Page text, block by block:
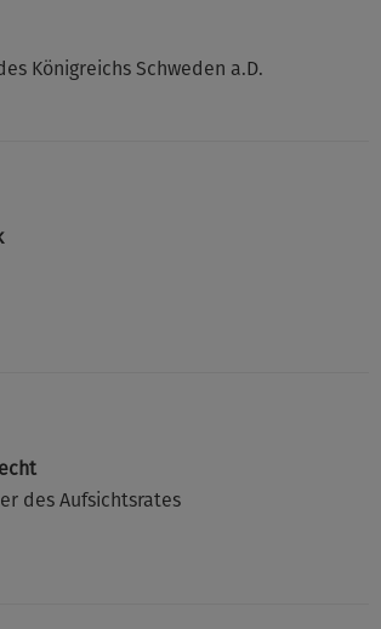
Königreichs Schweden a.D.
des Aufsichtsrates